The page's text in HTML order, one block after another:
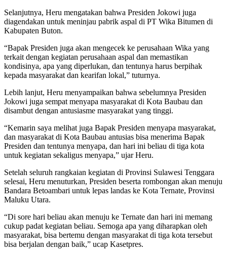
Selanjutnya, Heru mengatakan bahwa Presiden Jokowi juga
diagendakan untuk meninjau pabrik aspal di PT Wika Bitumen di
Kabupaten Buton.
“Bapak Presiden juga akan mengecek ke perusahaan Wika yang
terkait dengan kegiatan perusahaan aspal dan memastikan
kondisinya, apa yang diperlukan, dan tentunya harus berpihak
kepada masyarakat dan kearifan lokal,” tuturnya.
Lebih lanjut, Heru menyampaikan bahwa sebelumnya Presiden
Jokowi juga sempat menyapa masyarakat di Kota Baubau dan
disambut dengan antusiasme masyarakat yang tinggi.
“Kemarin saya melihat juga Bapak Presiden menyapa masyarakat,
dan masyarakat di Kota Baubau antusias bisa menerima Bapak
Presiden dan tentunya menyapa, dan hari ini beliau di tiga kota
untuk kegiatan sekaligus menyapa,” ujar Heru.
Setelah seluruh rangkaian kegiatan di Provinsi Sulawesi Tenggara
selesai, Heru menuturkan, Presiden beserta rombongan akan menuju
Bandara Betoambari untuk lepas landas ke Kota Ternate, Provinsi
Maluku Utara.
“Di sore hari beliau akan menuju ke Ternate dan hari ini memang
cukup padat kegiatan beliau. Semoga apa yang diharapkan oleh
masyarakat, bisa bertemu dengan masyarakat di tiga kota tersebut
bisa berjalan dengan baik,” ucap Kasetpres.